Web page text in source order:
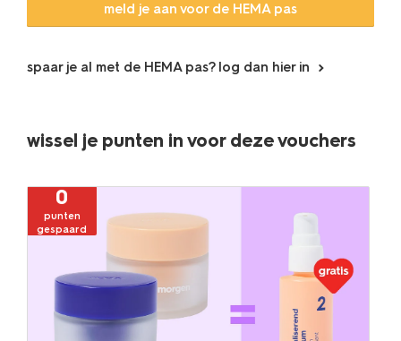
meld je aan voor de HEMA pas
spaar je al met de HEMA pas? log dan hier in
wissel je punten in voor deze vouchers
0
punten
gespaard